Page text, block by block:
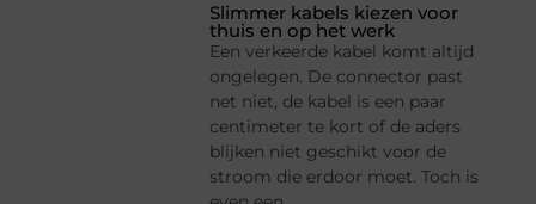
Slimmer kabels kiezen voor
thuis en op het werk
Een verkeerde kabel komt altijd
ongelegen. De connector past
net niet, de kabel is een paar
centimeter te kort of de aders
blijken niet geschikt voor de
stroom die erdoor moet. Toch is